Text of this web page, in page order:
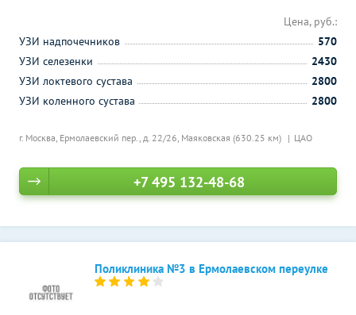
г. Москва, Ермолаевский пер., д. 22/26, Маяковская (630.25 км) ЦАО
Цена, руб.:
УЗИ надпочечников
570
УЗИ селезенки
2430
УЗИ локтевого сустава
2800
УЗИ коленного сустава
2800
+7 495 132-48-68
Поликлиника №3 в Ермолаевском переулке